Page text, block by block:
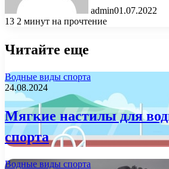
admin01.07.2022
13 2 минут на прочтение
Читайте еще
Водные виды спорта
24.08.2024
Мягкие настилы для
спорта
Водные виды спорта